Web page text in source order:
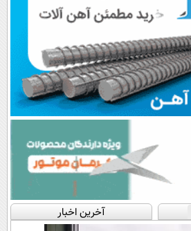
آخرین اخبار